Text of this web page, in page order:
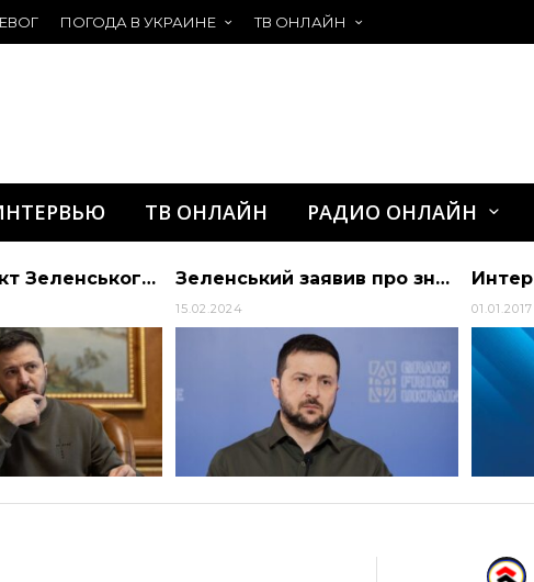
ПОГОДА В УКРАИНЕ ТВ ОНЛАЙН
ТВ ОНЛАЙН РАДИО ОНЛАЙН
Законопроект Зеленського про множинне громадянство: нардеп звернув увагу на дивний момент Зеленський заявив про знищення російського корабля «Цезар Куников».
15.02.2024 01.01.2017